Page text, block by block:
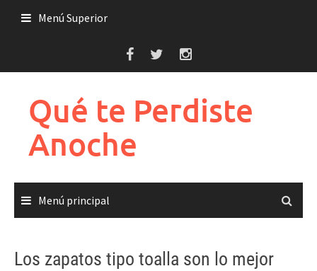
Menú Superior
Qué te Perdiste
Anoche
Menú principal
Los zapatos tipo toalla son lo mejor